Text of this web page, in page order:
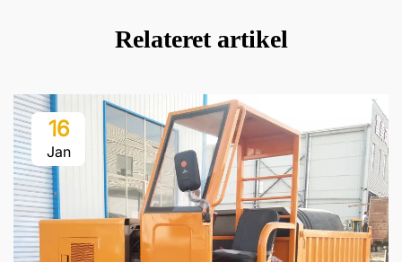
Relateret artikel
16
Jan